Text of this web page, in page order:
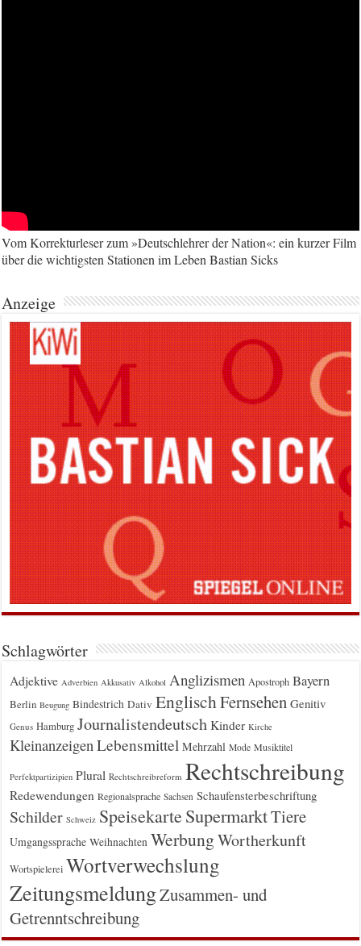
Vom Korrekturleser zum »Deutschlehrer der Nation«: ein kurzer Film
über die wichtigsten Stationen im Leben Bastian Sicks
Anzeige
Schlagwörter
Adjektive Adverbien Akkusativ Alkohol Anglizismen Apostroph Bayern
Berlin Beugung Bindestrich Dativ EnglischFernsehen Genitiv
Genus Hamburg Journalistendeutsch Kinder Kirche
KleinanzeigenLebensmittel Mehrzahl Mode Musiktitel
Perfektpartizipien Plural Rechtschreibreform Rechtschreibung
Redewendungen Regionalsprache Sachsen Schaufensterbeschriftung
Schilder Schweiz Speisekarte SupermarktTiere
Umgangssprache Weihnachten WerbungWortherkunft
Wortspielerei Wortverwechslung
ZeitungsmeldungZusammen- und
Getrenntschreibung